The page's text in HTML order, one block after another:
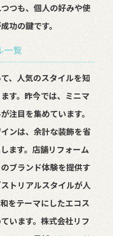
つも、個人の好みや使
功の鍵です。
一覧
、人気のスタイルを知
す。昨今では、ミニマ
注目を集めています。
ンは、余計な装飾を省
ます。店舗リフォーム
ブランド体験を提供す
トリアルスタイルが人
をテーマにしたエコス
います。株式会社リフ